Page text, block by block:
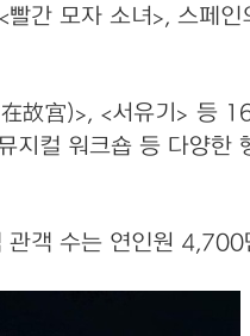
간 모자 소녀>, 스페인
故宫)>, <서유기> 등
지컬 워크숍 등 다양한
객 수는 연인원 4,700